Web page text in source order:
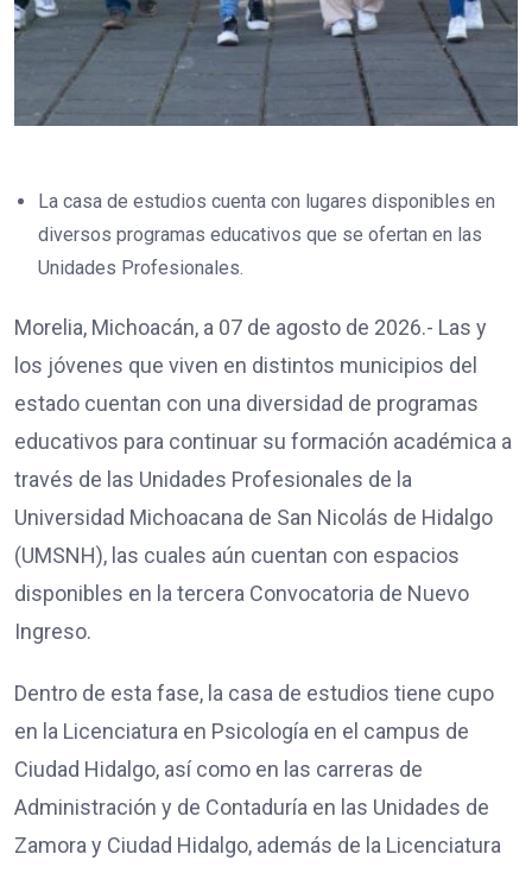
La casa de estudios cuenta con lugares disponibles en
diversos programas educativos que se ofertan en las
Unidades Profesionales.
Morelia, Michoacán, a 07 de agosto de 2026.- Las y
los jóvenes que viven en distintos municipios del
estado cuentan con una diversidad de programas
educativos para continuar su formación académica a
través de las Unidades Profesionales de la
Universidad Michoacana de San Nicolás de Hidalgo
(UMSNH), las cuales aún cuentan con espacios
disponibles en la tercera Convocatoria de Nuevo
Ingreso.
Dentro de esta fase, la casa de estudios tiene cupo
en la Licenciatura en Psicología en el campus de
Ciudad Hidalgo, así como en las carreras de
Administración y de Contaduría en las Unidades de
Zamora y Ciudad Hidalgo, además de la Licenciatura